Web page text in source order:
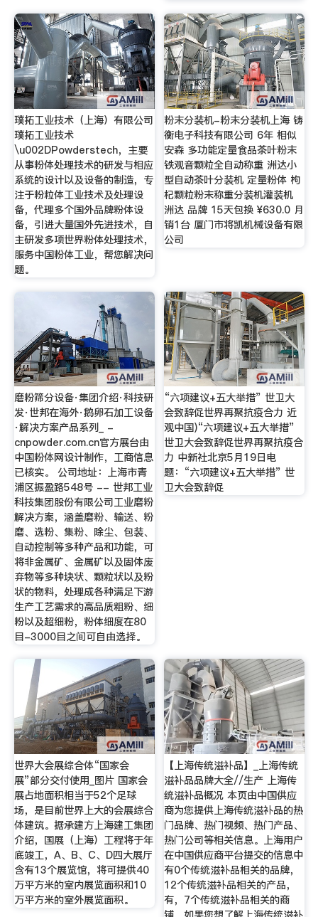
璞拓工业技术（上海）有限公司
璞拓工业技术
\u002DPowderstech，主要
从事粉体处理技术的研发与相应
系统的设计以及设备的制造，专
注于粉粒体工业技术及处理设
备，代理多个国外品牌粉体设
备，引进大量国外先进技术，自
主研发多项世界粉体处理技术，
服务中国粉体工业，帮您解决问
题。
粉末分装机-粉末分装机上海 铸
衡电子科技有限公司 6年 相似
安森 多功能定量食品茶叶粉末
铁观音颗粒全自动称重 洲达小
型自动茶叶分装机 定量粉体 枸
杞颗粒粉末称重分装机灌装机
洲达 品牌 15天包换 ¥630.0 月
销1台 厦门市将凯机械设备有限
公司
磨粉筛分设备·集团介绍·科技研
发·世邦在海外·鹅卵石加工设备
·解决方案产品系列_ -
cnpowder.com.cn官方展台由
中国粉体网设计制作，工商信息
已核实。 公司地址：上海市青
浦区振盈路548号 -- 世邦工业
科技集团股份有限公司工业磨粉
解决方案，涵盖磨粉、输送、粉
磨、选粉、集粉、除尘、包装、
自动控制等多种产品和功能，可
将非金属矿、金属矿以及固体废
弃物等多种块状、颗粒状以及粉
状的物料，处理成各种满足下游
生产工艺需求的高品质粗粉、细
粉以及超细粉，粉体细度在80
目-3000目之间可自由选择。
“六项建议+五大举措” 世卫大
会致辞促世界再聚抗疫合力 近
观中国)“六项建议+五大举措”
世卫大会致辞促世界再聚抗疫合
力 中新社北京5月19日电
题：“六项建议+五大举措” 世
卫大会致辞促
世界大会展综合体“国家会
展”部分交付使用_图片 国家会
展占地面积相当于52个足球
场，是目前世界上大的会展综合
体建筑。据承建方上海建工集团
介绍，国展（上海）工程将于年
底竣工，A、B、C、D四大展厅
含有13个展览馆，将可提供40
万平方米的室内展览面积和10
万平方米的室外展览面积。
【上海传统滋补品】_上海传统
滋补品品牌大全//生产 上海传
统滋补品概况 本页由中国供应
商为您提供上海传统滋补品的热
门品牌、热门视频、热门产品、
热门公司等相关信息。上海用户
在中国供应商平台提交的信息中
有0个传统滋补品相关的品牌，
12个传统滋补品相关的产品，
有，7个传统滋补品相关的商